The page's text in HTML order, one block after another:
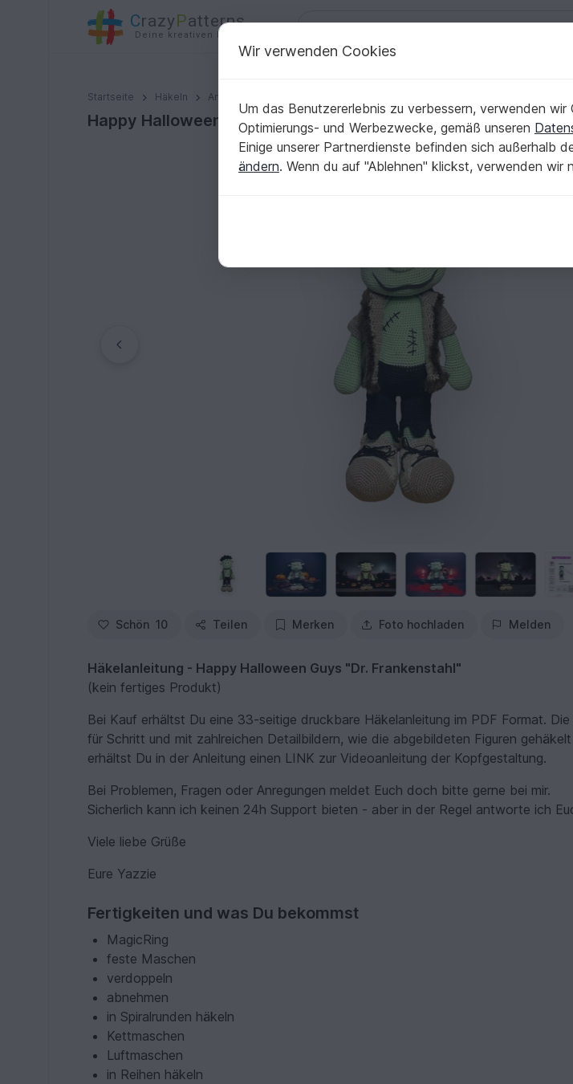
CrazyPatterns
Deine kreativen Ideen
Startseite Häkeln Amigurumi
Happy Halloween Guys - "Dr. Frankenstahl"
Happy Halloween Guys - "Dr. Frankenstahl"
Schön 10 Teilen Merken Foto hochladen Melden
Häkelanleitung - Happy Halloween Guys "Dr. Frankenstahl"
(kein fertiges Produkt)
Bei Kauf erhältst Du eine 33-seitige druckbare Häkelanleitung im PDF Format.
für Schritt und mit zahlreichen Detailbildern, wie die abgebildeten Figuren
erhältst Du in der Anleitung einen LINK zur Videoanleitung der Kopfgestaltung.
Bei Problemen, Fragen oder Anregungen meldet Euch doch bitte gerne bei mir.
Sicherlich kann ich keinen 24h Support bieten - aber in der Regel antworte ich
Viele liebe Grüße
Eure Yazzie
Fertigkeiten und was Du bekommst
MagicRing
feste Maschen
verdoppeln
abnehmen
in Spiralrunden häkeln
Kettmaschen
Luftmaschen
in Reihen häkeln
Wir verwenden Cookies
Um das Benutzererlebnis zu verbessern, verwenden
Optimierungs- und Werbezwecke, gemäß unseren
Einige unserer Partnerdienste befinden sich außerhalb
ändern. Wenn du auf "Ablehnen" klickst, verwenden wir